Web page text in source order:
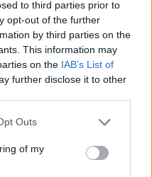
to third parties prior to
opt-out of the further
by third parties on the
This information may
on the IAB’s List of
further disclose it to other
Outs
of my
δικαιούχων, ωφελουμένων και
επαγγελματίες (τ. ΟΑΕΕ)
Απασχόλησης…